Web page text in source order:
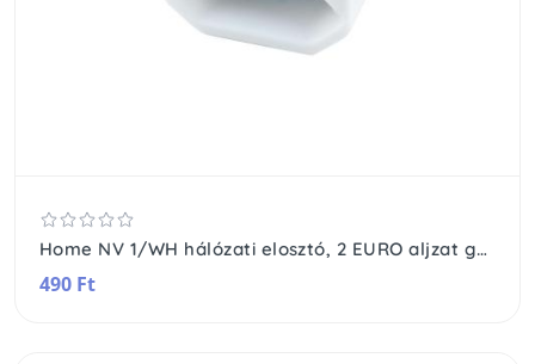
Home NV 1/WH hálózati elosztó, 2 EURO aljzat gyermekvédelemmel ellátva, 2x500W, fehér
490 Ft